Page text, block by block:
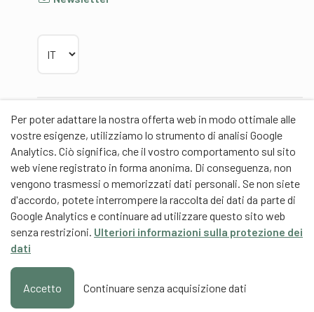
Per poter adattare la nostra offerta web in modo ottimale alle
vostre esigenze, utilizziamo lo strumento di analisi Google
Analytics. Ciò significa, che il vostro comportamento sul sito
web viene registrato in forma anonima. Di conseguenza, non
vengono trasmessi o memorizzati dati personali. Se non siete
d'accordo, potete interrompere la raccolta dei dati da parte di
Google Analytics e continuare ad utilizzare questo sito web
senza restrizioni. Ulteriori informazioni sulla protezione dei
dati
Accetto Continuare senza acquisizione dati
Partner
Partner di contenuti
Scuola universitaria federale dello Sport Macolin